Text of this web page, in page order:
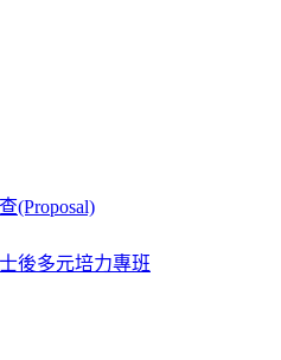
(Proposal)
後多元培力專班